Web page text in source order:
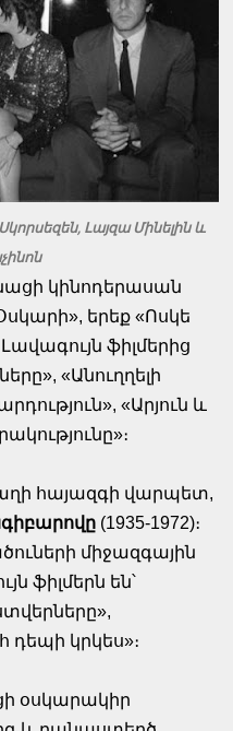
Լայզա Մինելին և
կինոդերասան
երեք «Ոսկե
ֆիլմերից
«Անուղղելի
«Արյուն և
հայազգի վարպետ,
(1935-1972)։
միջազգային
ֆիլմերն են՝
դեպի կրկես»։
օսկարակիր